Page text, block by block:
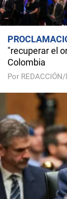
"recuperar el
Colombia
Por